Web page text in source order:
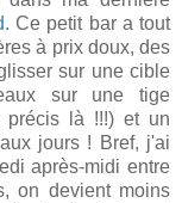
. Ce petit bar a tout
à prix doux, des
sur une cible
sur une tige
précis là !!!) et un
jours ! Bref, j'ai
après-midi entre
on devient moins